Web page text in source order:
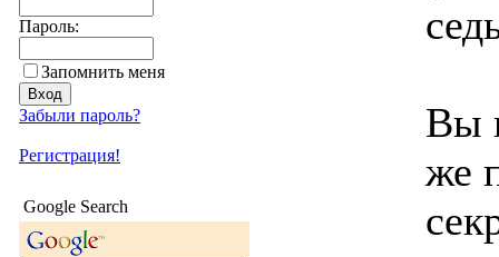
Пароль:
Запомнить меня
Забыли пароль?
Регистрация!
Google Search
Вы
же